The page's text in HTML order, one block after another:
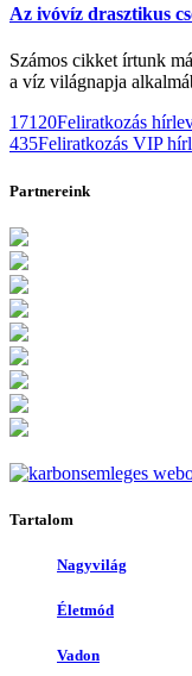
Az ivóvíz drasztikus
Számos cikket írtunk
a víz világnapja
17120Feliratkozás
435Feliratkozás VIP
Partnereink
Tartalom
Nagyvilág
Életmód
Vadon